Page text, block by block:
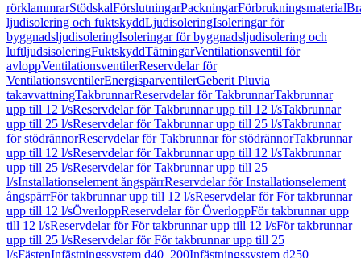
rörklammrarStödskalFörslutningarPackningarFörbrukningsmaterial
ljudisolering och fuktskyddLjudisoleringIsoleringar för
byggnadsljudisoleringIsoleringar för byggnadsljudisolering och
luftljudsisoleringFuktskyddTätningarVentilationsventil för
avloppVentilationsventilerReservdelar för
VentilationsventilerEnergisparventilerGeberit Pluvia
takavvattningTakbrunnarReservdelar för TakbrunnarTakbrunnar
upp till 12 l/sReservdelar för Takbrunnar upp till 12 l/sTakbrunnar
upp till 25 l/sReservdelar för Takbrunnar upp till 25 l/sTakbrunnar
för stödrännorReservdelar för Takbrunnar för stödrännorTakbrunnar
upp till 12 l/sReservdelar för Takbrunnar upp till 12 l/sTakbrunnar
upp till 25 l/sReservdelar för Takbrunnar upp till 25
l/sInstallationselement ångspärrReservdelar för Installationselement
ångspärrFör takbrunnar upp till 12 l/sReservdelar för För takbrunnar
upp till 12 l/sÖverloppReservdelar för ÖverloppFör takbrunnar upp
till 12 l/sReservdelar för För takbrunnar upp till 12 l/sFör takbrunnar
upp till 25 l/sReservdelar för För takbrunnar upp till 25
l/sFästenInfästningssystem d40–200Infästningssystem d250–